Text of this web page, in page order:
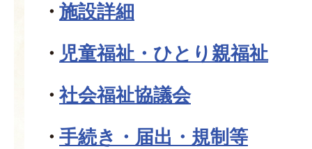
施設詳細
児童福祉・ひとり親福祉
社会福祉協議会
手続き・届出・規制等